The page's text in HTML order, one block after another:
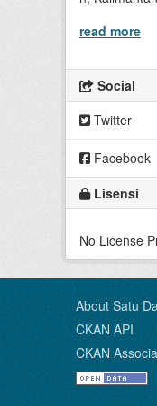
read more
Social
Twitter
Facebook
Lisensi
No License
About Satu
CKAN API
CKAN